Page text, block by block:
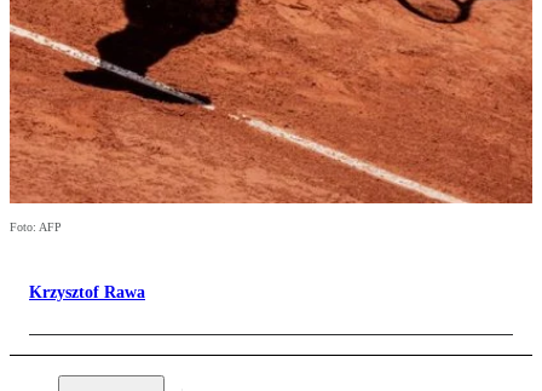
Foto: AFP
Krzysztof Rawa